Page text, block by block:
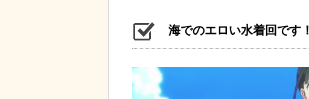
海でのエロい水着回です！